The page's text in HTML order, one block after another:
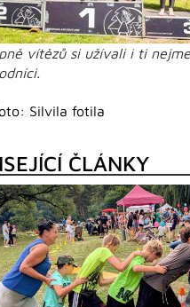
vítězů si užívali i ti
Silvila fotila
ČLÁNKY